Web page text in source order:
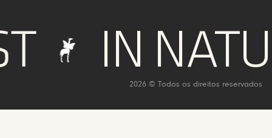
IN
2026 © Todos os direitos reservados